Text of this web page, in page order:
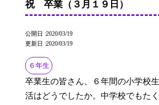
祝 卒業（３月１９日）
公開日
2020/03/19
更新日
2020/03/19
６年生
卒業生の皆さん、６年間の小学校生
活はどうでしたか。中学校でもたく